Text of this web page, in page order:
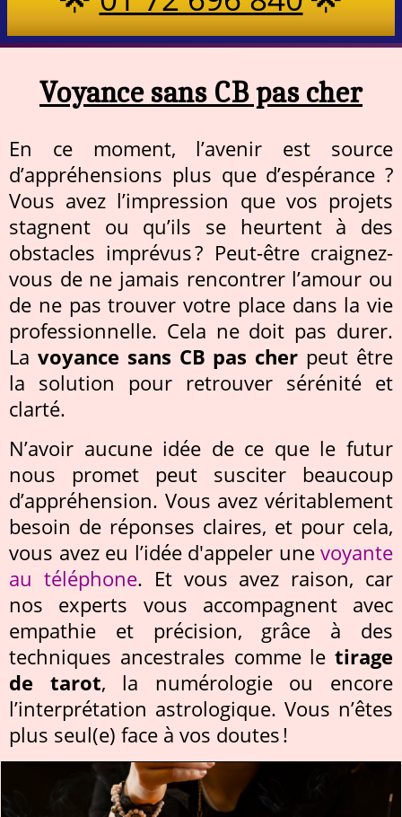
Voyance sans CB pas cher
En ce moment, l’avenir est source
d’appréhensions plus que d’espérance ?
Vous avez l’impression que vos projets
stagnent ou qu’ils se heurtent à des
obstacles imprévus ? Peut-être craignez-
vous de ne jamais rencontrer l’amour ou
de ne pas trouver votre place dans la vie
professionnelle. Cela ne doit pas durer.
La voyance sans CB pas cher peut être
la solution pour retrouver sérénité et
clarté.
N’avoir aucune idée de ce que le futur
nous promet peut susciter beaucoup
d’appréhension. Vous avez véritablement
besoin de réponses claires, et pour cela,
vous avez eu l’idée d'appeler une voyante
au téléphone. Et vous avez raison, car
nos experts vous accompagnent avec
empathie et précision, grâce à des
techniques ancestrales comme le tirage
de tarot, la numérologie ou encore
l’interprétation astrologique. Vous n’êtes
plus seul(e) face à vos doutes !